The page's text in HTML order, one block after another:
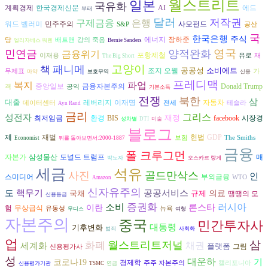
계획경제 한국경제신문 부패 국유화 일본 AI 월스트리트 에드
워드 벨러미 민주주의 구제금융 S&P 은행 달러 사모펀드 저작권 공산
당 엘리자베스 워렌 배트맨 강의 죽음 Bernie Sanders 에너지 장하준 한국은행 주식 국
민연금 이재용 금융위기 The Big Short 포항제철 양적완화 영국 유로 재
무제표 마약 책 패니메 보호무역 고양이 조지 오웰 공공성 소비에트 신용 가
격 복지 중앙일보 공익 금융자본주의 파업 기본소득 프레디맥 Donald Trump
대출 데이터센터 Ayn Rand 레버리지 이재명 전쟁 전세 북한 자동차 테슬라 삼
성전자 최저임금 금리 환경 BIS 성차별 DTI 미술 재정 그리스 facebook 시장경
제 Economist 재벌 뒤를 돌아보면서:2000-1887 블로그 보험 헌법 GDP The Smiths
자본가 삼성물산 도널드 트럼프 박노자 폴 크루그먼 오스카르 랑게 금융 매
스미디어 세금 사진 Amazon 석유 골드만삭스 부외금융 WTO 인
도 핵무기 신용등급 국채 신자유주의 공공서비스 규제 의료 땡땡의 모
험 무상급식 유동성 무디스 이란 소비 증권화 뉴욕 여행 론스타 러시아
자본주의 기후변화 범죄 중국 대통령 사회화 민간투자사
업 세계화 신용평가사 화폐 월스트리트저널 채권 플랫폼 그림 삼
성
신용평가기관 코로나19 TSMC 연금 경제학 주주 자본주의 대운하 캘리포니아 기